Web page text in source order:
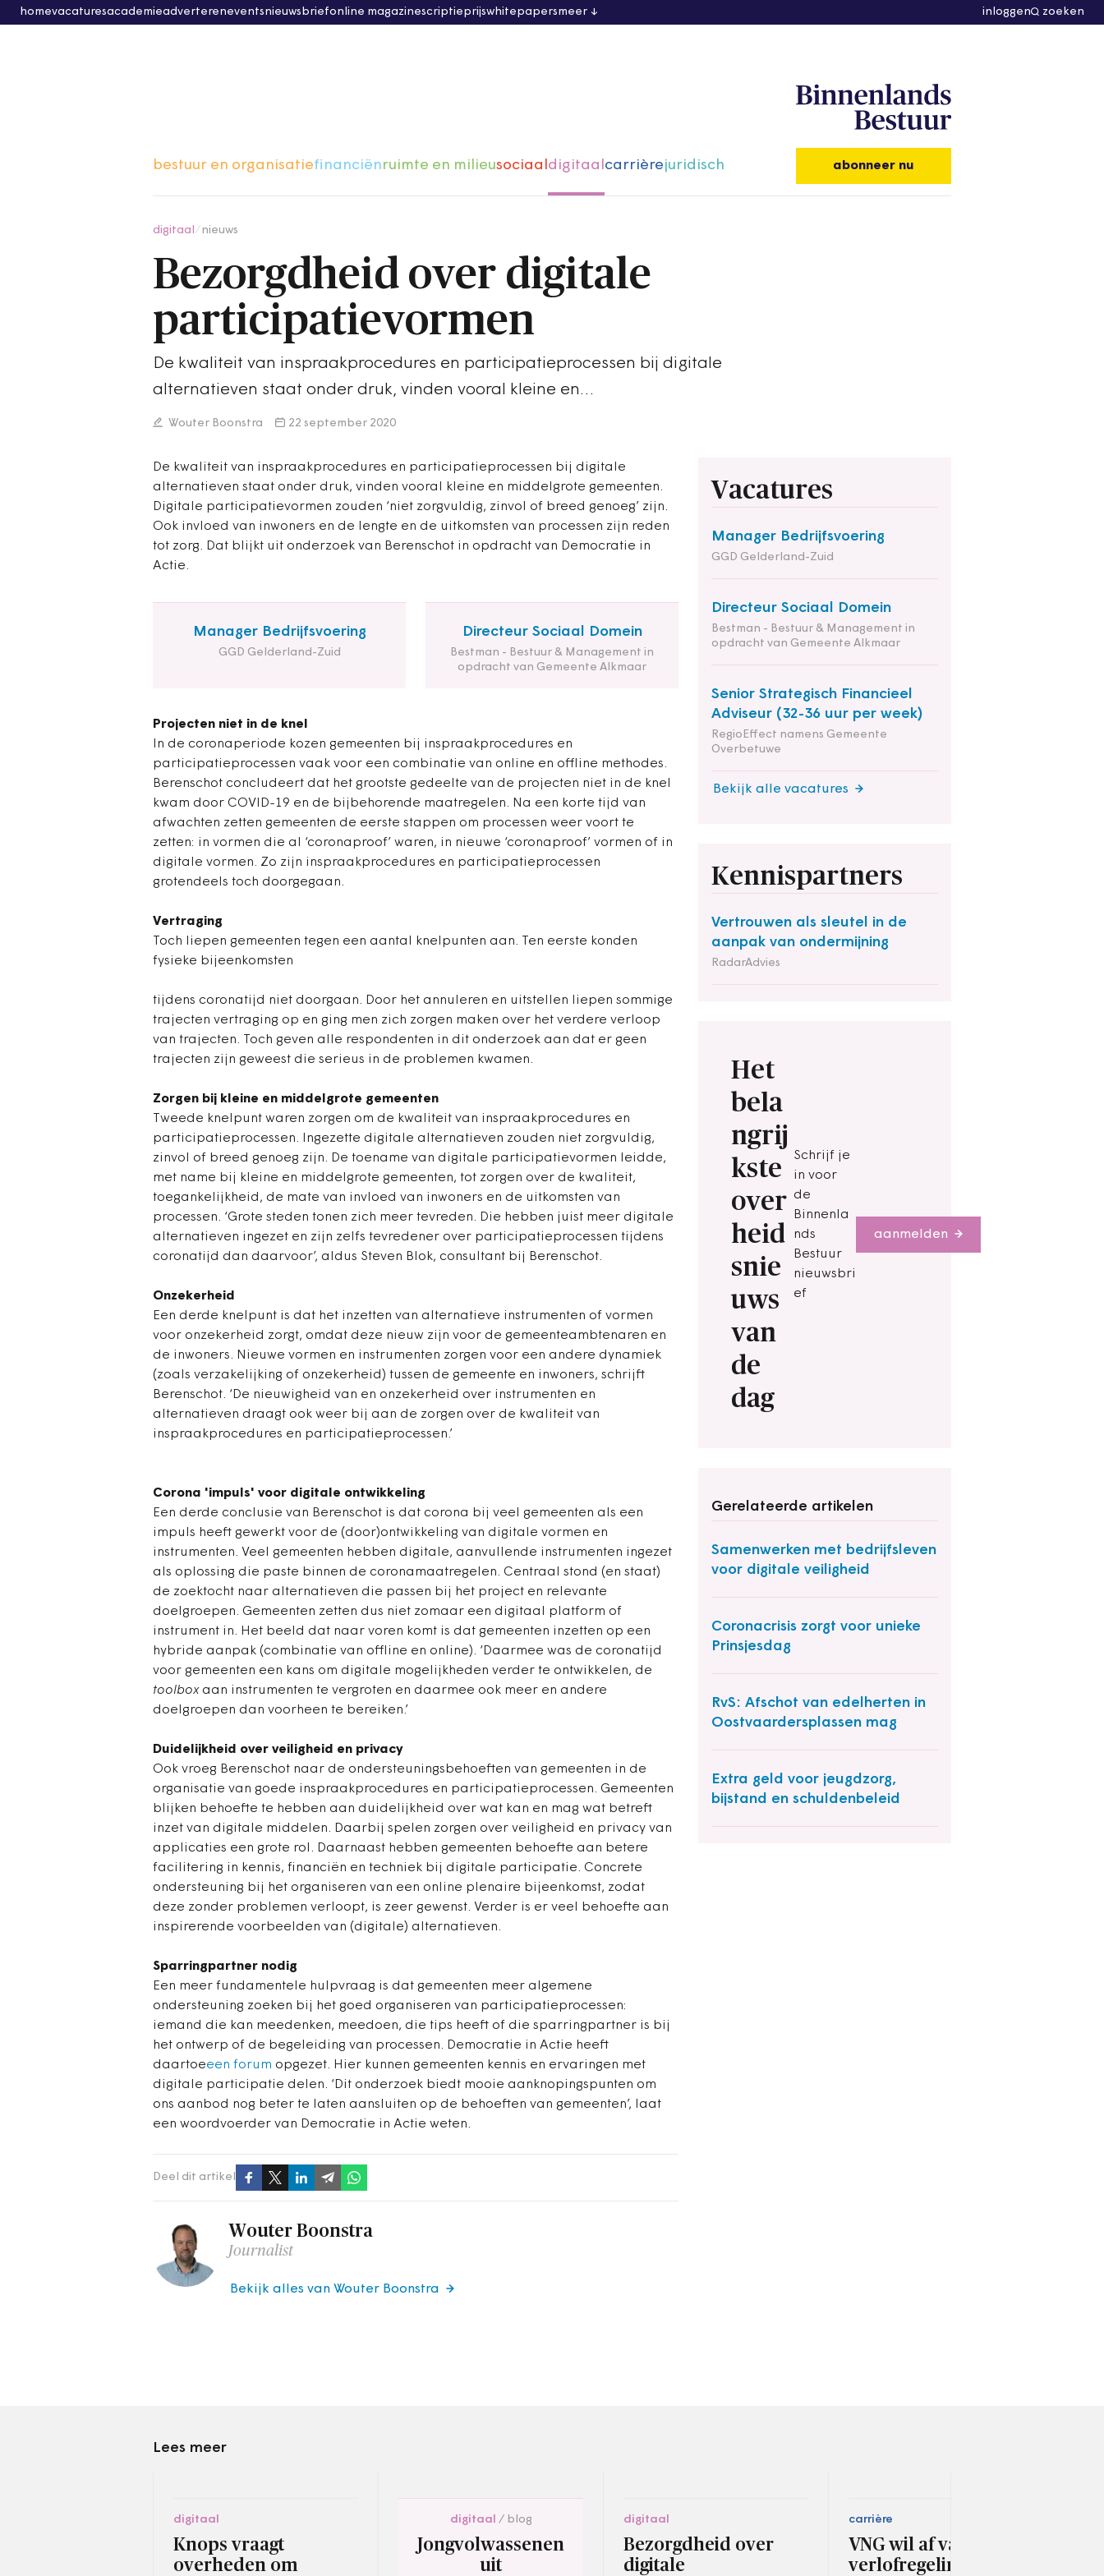
homevacaturesacademieadvertereneventsnieuwsbriefonline magazinescriptieprijswhitepapersmeer inloggen zoeken
bestuur en organisatiefinanciënruimte en milieusociaaldigitaalcarrièrejuridisch abonneer nu
digitaal nieuws
Bezorgdheid over digitale
participatievormen
De kwaliteit van inspraakprocedures en participatieprocessen bij digitale
alternatieven staat onder druk, vinden vooral kleine en…
Wouter Boonstra 22 september 2020
De kwaliteit van inspraakprocedures en participatieprocessen bij digitale
alternatieven staat onder druk, vinden vooral kleine en middelgrote gemeenten.
Digitale participatievormen zouden ‘niet zorgvuldig, zinvol of breed genoeg’ zijn.
Ook invloed van inwoners en de lengte en de uitkomsten van processen zijn reden
tot zorg. Dat blijkt uit onderzoek van Berenschot in opdracht van Democratie in
Actie.
Manager Bedrijfsvoering
GGD Gelderland-Zuid
Directeur Sociaal Domein
Bestman - Bestuur & Management in
opdracht van Gemeente Alkmaar
Projecten niet in de knel
In de coronaperiode kozen gemeenten bij inspraakprocedures en
participatieprocessen vaak voor een combinatie van online en offline methodes.
Berenschot concludeert dat het grootste gedeelte van de projecten niet in de knel
kwam door COVID-19 en de bijbehorende maatregelen. Na een korte tijd van
afwachten zetten gemeenten de eerste stappen om processen weer voort te
zetten: in vormen die al ‘coronaproof’ waren, in nieuwe ‘coronaproof’ vormen of in
digitale vormen. Zo zijn inspraakprocedures en participatieprocessen
grotendeels toch doorgegaan.
Vertraging
Toch liepen gemeenten tegen een aantal knelpunten aan. Ten eerste konden
fysieke bijeenkomsten
Vacatures
Manager Bedrijfsvoering
GGD Gelderland-Zuid
Directeur Sociaal Domein
Bestman - Bestuur & Management in
opdracht van Gemeente Alkmaar
Senior Strategisch Financieel
Adviseur (32-36 uur per week)
RegioEffect namens Gemeente
Overbetuwe
Bekijk alle vacatures
Kennispartners
Vertrouwen als sleutel in de
aanpak van ondermijning
RadarAdvies
Het
bela
ngrij
kste
over
heid
snie
uws
van
de
dag
Schrijf je
in voor
de
Binnenla
nds
Bestuur
nieuwsbri
ef
aanmelden
Gerelateerde artikelen
Samenwerken met bedrijfsleven
voor digitale veiligheid
Coronacrisis zorgt voor unieke
Prinsjesdag
RvS: Afschot van edelherten in
Oostvaardersplassen mag
Extra geld voor jeugdzorg,
bijstand en schuldenbeleid
tijdens coronatijd niet doorgaan. Door het annuleren en uitstellen liepen sommige
trajecten vertraging op en ging men zich zorgen maken over het verdere verloop
van trajecten. Toch geven alle respondenten in dit onderzoek aan dat er geen
trajecten zijn geweest die serieus in de problemen kwamen.
Zorgen bij kleine en middelgrote gemeenten
Tweede knelpunt waren zorgen om de kwaliteit van inspraakprocedures en
participatieprocessen. Ingezette digitale alternatieven zouden niet zorgvuldig,
zinvol of breed genoeg zijn. De toename van digitale participatievormen leidde,
met name bij kleine en middelgrote gemeenten, tot zorgen over de kwaliteit,
toegankelijkheid, de mate van invloed van inwoners en de uitkomsten van
processen. ‘Grote steden tonen zich meer tevreden. Die hebben juist meer digitale
alternatieven ingezet en zijn zelfs tevredener over participatieprocessen tijdens
coronatijd dan daarvoor’, aldus Steven Blok, consultant bij Berenschot.
Onzekerheid
Een derde knelpunt is dat het inzetten van alternatieve instrumenten of vormen
voor onzekerheid zorgt, omdat deze nieuw zijn voor de gemeenteambtenaren en
de inwoners. Nieuwe vormen en instrumenten zorgen voor een andere dynamiek
(zoals verzakelijking of onzekerheid) tussen de gemeente en inwoners, schrijft
Berenschot. ‘De nieuwigheid van en onzekerheid over instrumenten en
alternatieven draagt ook weer bij aan de zorgen over de kwaliteit van
inspraakprocedures en participatieprocessen.’
Corona 'impuls' voor digitale ontwikkeling
Een derde conclusie van Berenschot is dat corona bij veel gemeenten als een
impuls heeft gewerkt voor de (door)ontwikkeling van digitale vormen en
instrumenten. Veel gemeenten hebben digitale, aanvullende instrumenten ingezet
als oplossing die paste binnen de coronamaatregelen. Centraal stond (en staat)
de zoektocht naar alternatieven die passen bij het project en relevante
doelgroepen. Gemeenten zetten dus niet zomaar een digitaal platform of
instrument in. Het beeld dat naar voren komt is dat gemeenten inzetten op een
hybride aanpak (combinatie van offline en online). ‘Daarmee was de coronatijd
voor gemeenten een kans om digitale mogelijkheden verder te ontwikkelen, de
toolboxaan instrumenten te vergroten en daarmee ook meer en andere
doelgroepen dan voorheen te bereiken.’
Duidelijkheid over veiligheid en privacy
Ook vroeg Berenschot naar de ondersteuningsbehoeften van gemeenten in de
organisatie van goede inspraakprocedures en participatieprocessen. Gemeenten
blijken behoefte te hebben aan duidelijkheid over wat kan en mag wat betreft
inzet van digitale middelen. Daarbij spelen zorgen over veiligheid en privacy van
applicaties een grote rol. Daarnaast hebben gemeenten behoefte aan betere
facilitering in kennis, financiën en techniek bij digitale participatie. Concrete
ondersteuning bij het organiseren van een online plenaire bijeenkomst, zodat
deze zonder problemen verloopt, is zeer gewenst. Verder is er veel behoefte aan
inspirerende voorbeelden van (digitale) alternatieven.
Sparringpartner nodig
Een meer fundamentele hulpvraag is dat gemeenten meer algemene
ondersteuning zoeken bij het goed organiseren van participatieprocessen:
iemand die kan meedenken, meedoen, die tips heeft of die sparringpartner is bij
het ontwerp of de begeleiding van processen. Democratie in Actie heeft
daartoeeen forum opgezet. Hier kunnen gemeenten kennis en ervaringen met
digitale participatie delen. ‘Dit onderzoek biedt mooie aanknopingspunten om
ons aanbod nog beter te laten aansluiten op de behoeften van gemeenten’, laat
een woordvoerder van Democratie in Actie weten.
Deel dit artikel
Wouter Boonstra
Journalist
Bekijk alles van Wouter Boonstra
Lees meer
digitaal
Knops vraagt
overheden om
digitaal blog
Jongvolwassenen
uit
digitaal
Bezorgdheid over
digitale
carrière
VNG wil af van lokale
verlofregelingen